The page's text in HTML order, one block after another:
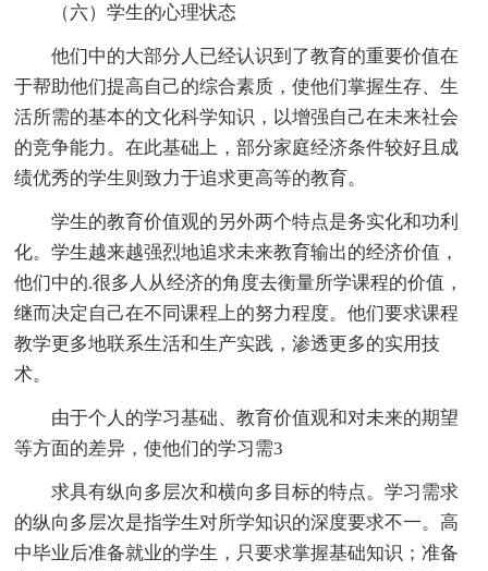
（六）学生的心理状态
他们中的大部分人已经认识到了教育的重要价值在
于帮助他们提高自己的综合素质，使他们掌握生存、生
活所需的基本的文化科学知识，以增强自己在未来社会
的竞争能力。在此基础上，部分家庭经济条件较好且成
绩优秀的学生则致力于追求更高等的教育。
学生的教育价值观的另外两个特点是务实化和功利
化。学生越来越强烈地追求未来教育输出的经济价值，
他们中的.很多人从经济的角度去衡量所学课程的价值，
继而决定自己在不同课程上的努力程度。他们要求课程
教学更多地联系生活和生产实践，渗透更多的实用技
术。
由于个人的学习基础、教育价值观和对未来的期望
等方面的差异，使他们的学习需3
求具有纵向多层次和横向多目标的特点。学习需求
的纵向多层次是指学生对所学知识的深度要求不一。高
中毕业后准备就业的学生，只要求掌握基础知识；准备